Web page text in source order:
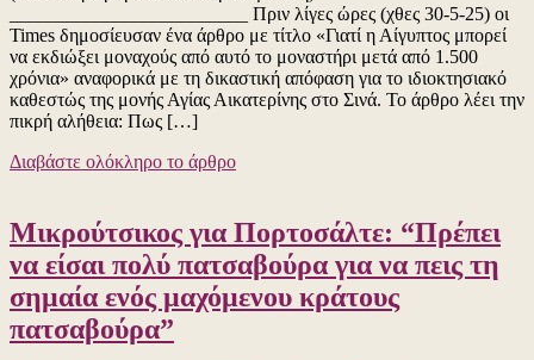
κυβέρνηση
θα
είχε
πέσει
μετά
και
ο
Βορίδης
θα
πικρές
αλήθειες
Διαβάστε
την
και
δραματικά
_________________________ Πριν λίγες ώρες (χθες 30-5-25) οι
Times δημοσίευσαν ένα άρθρο με τίτλο «Γιατί η Αίγυπτος μπορεί
να εκδιώξει μοναχούς από αυτό το μοναστήρι μετά από 1.500
χρόνια» αναφορικά με τη δικαστική απόφαση για το ιδιοκτησιακό
καθεστώς της μονής Αγίας Αικατερίνης στο Σινά. Το άρθρο λέει την
πικρή αλήθεια: Πως […]
Διαβάστε ολόκληρο το άρθρο
Μικρούτσικος για Πορτοσάλτε: “Πρέπει
να είσαι πολύ πατσαβούρα για να πεις τη
σημαία ενός μαχόμενου κράτους
πατσαβούρα”